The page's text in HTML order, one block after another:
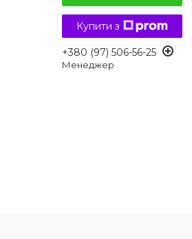
Купити з
+380 (97) 506-56-25
Менеджер